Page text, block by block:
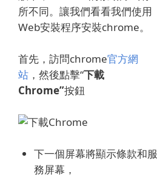
所不同。 讓我們看看我們使用
Web安裝程序安裝chrome。
首先，訪問chrome官方網
站 ，然後點擊“下載
Chrome”按鈕
下一個屏幕將顯示條款和服
務屏幕，